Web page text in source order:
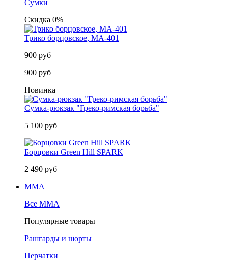
Сумки
Скидка 0%
Трико борцовское, MA-401
900 руб
900 руб
Новинка
Сумка-рюкзак "Греко-римская борьба"
5 100 руб
Борцовки Green Hill SPARK
2 490 руб
MMA
Все MMA
Популярные товары
Рашгарды и шорты
Перчатки